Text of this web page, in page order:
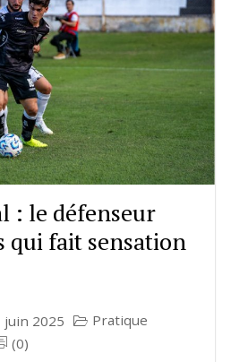
: le défenseur
qui fait sensation
juin 2025
Pratique
(0)